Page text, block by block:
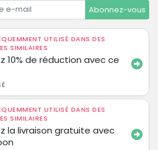
Abonnez-vous
UTILISÉ DANS DES
SIMILAIRES
10% de réduction avec ce
UTILISÉ DANS DES
SIMILAIRES
la livraison gratuite avec